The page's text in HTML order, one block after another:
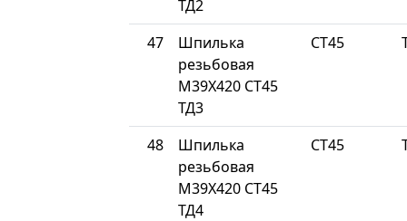
ТД2
47
Шпилька
резьбовая
М39Х420 СТ45
ТД3
СТ45
48
Шпилька
резьбовая
М39Х420 СТ45
ТД4
СТ45